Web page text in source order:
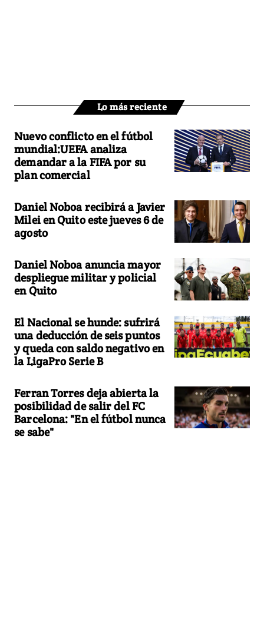
Lo más reciente
Nuevo conflicto en el fútbol
mundial:UEFA analiza
demandar a la FIFA por su
plan comercial
Daniel Noboa recibirá a Javier
Milei en Quito este jueves 6 de
agosto
Daniel Noboa anuncia mayor
despliegue militar y policial
en Quito
El Nacional se hunde: sufrirá
una deducción de seis puntos
y queda con saldo negativo en
la LigaPro Serie B
Ferran Torres deja abierta la
posibilidad de salir del FC
Barcelona: "En el fútbol nunca
se sabe"